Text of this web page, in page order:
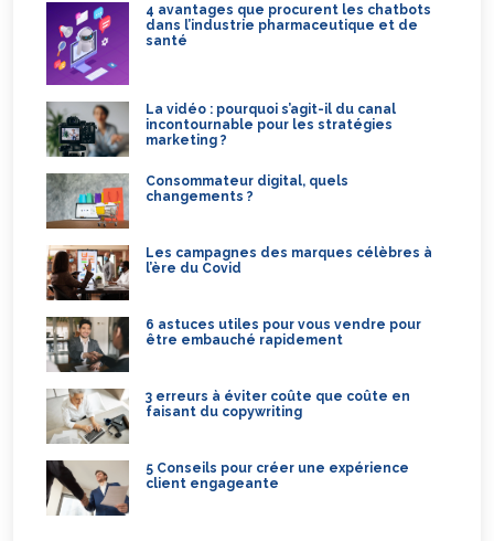
4 avantages que procurent les chatbots
dans l’industrie pharmaceutique et de
santé
La vidéo : pourquoi s’agit-il du canal
incontournable pour les stratégies
marketing ?
Consommateur digital, quels
changements ?
Les campagnes des marques célèbres à
l’ère du Covid
6 astuces utiles pour vous vendre pour
être embauché rapidement
3 erreurs à éviter coûte que coûte en
faisant du copywriting
5 Conseils pour créer une expérience
client engageante